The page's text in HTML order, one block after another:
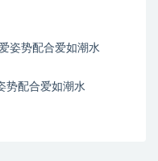
姿势配合爱如潮水
势配合爱如潮水